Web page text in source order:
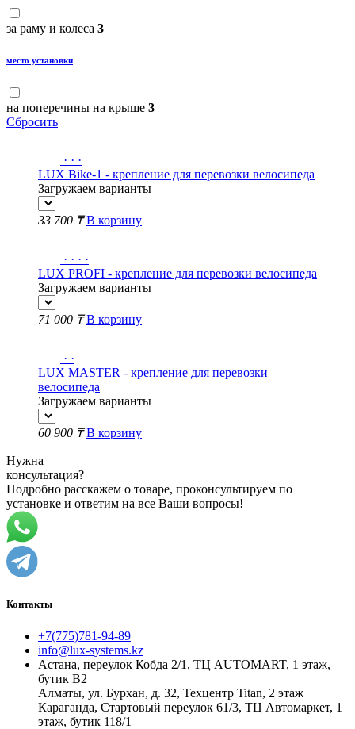
за раму и колеса 3
место установки
на поперечины на крыше 3
Сбросить
· · ·
LUX Bike-1 - крепление для перевозки велосипеда
Загружаем варианты
33 700 ₸ В корзину
· · · ·
LUX PROFI - крепление для перевозки велосипеда
Загружаем варианты
71 000 ₸ В корзину
· ·
LUX MASTER - крепление для перевозки
велосипеда
Загружаем варианты
60 900 ₸ В корзину
Нужна
консультация?
Подробно расскажем о товаре, проконсультируем по
установке и ответим на все Ваши вопросы!
Контакты
+7(775)781-94-89
info@lux-systems.kz
Астана, переулок Кобда 2/1, ТЦ AUTOMART, 1 этаж,
бутик B2
Алматы, ул. Бурхан, д. 32, Техцентр Titan, 2 этаж
Караганда, Стартовый переулок 61/3, ТЦ Автомаркет, 1
этаж, бутик 118/1